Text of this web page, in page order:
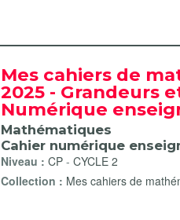
Mes cahiers de
2025 - Grandeurs
Numérique
Mathématiques
Cahier numérique
Niveau :CP -CYCLE 2
Collection : Mes cahiers de